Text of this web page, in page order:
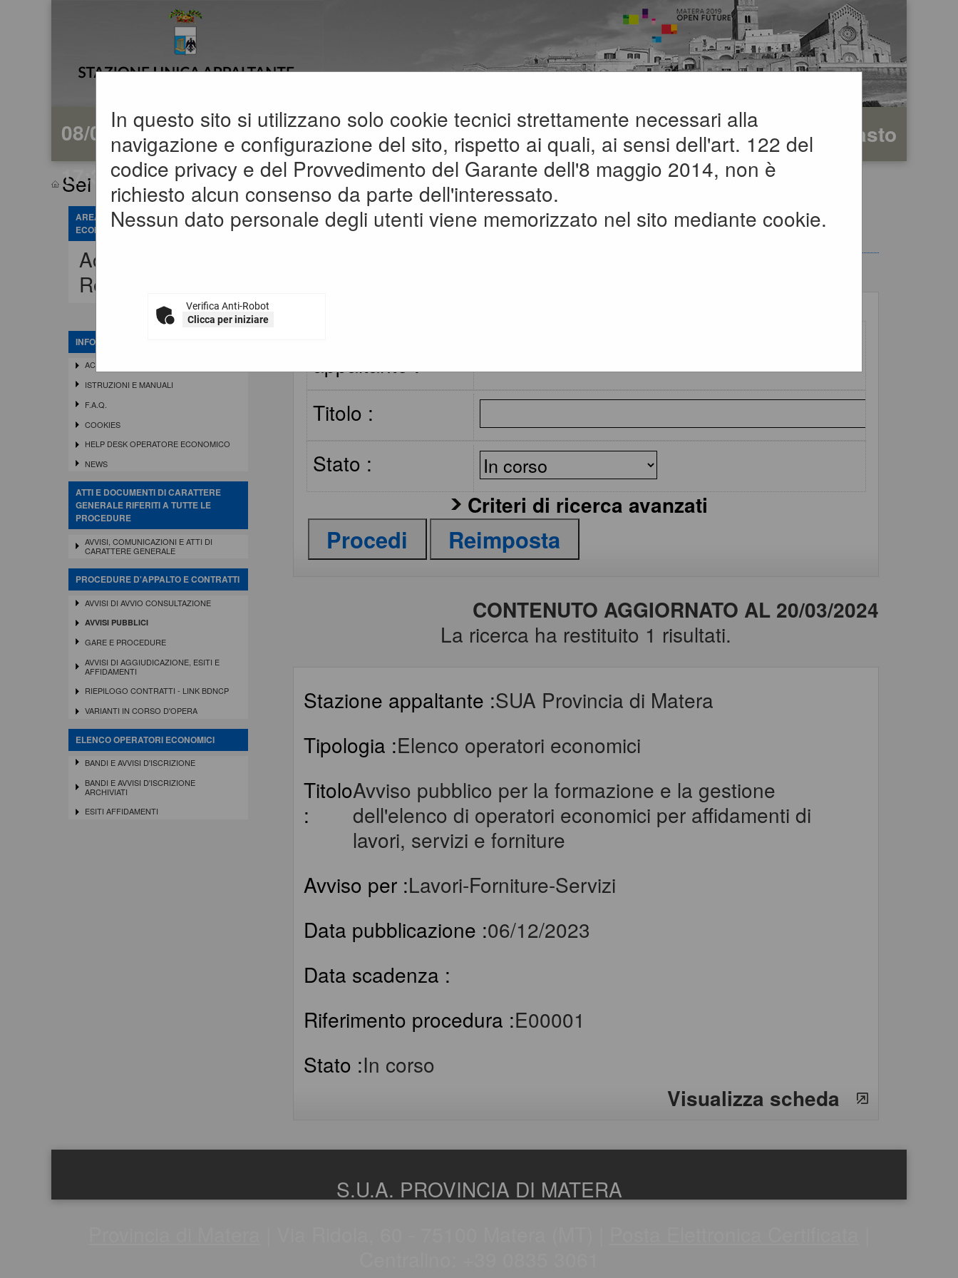
08/08/2026
17:32
A A A GraficaTestoAlto contrasto
Sei qui: Home»Procedure d'appalto e contratti»Avvisi pubblici
In questo sito si utilizzano solo cookie tecnici strettamente necessari alla
navigazione e configurazione del sito, rispetto ai quali, ai sensi dell'art. 122 del
codice privacy e del Provvedimento del Garante dell'8 maggio 2014, non è
richiesto alcun consenso da parte dell'interessato.
Nessun dato personale degli utenti viene memorizzato nel sito mediante cookie.
Verifica Anti-Robot
Clicca per iniziare
AREA RISERVATA OPERATORE
ECONOMICO
Accedi -
Registrati
INFORMAZIONI
ACCESSO AREA RISERVATA SA
ISTRUZIONI E MANUALI
F.A.Q.
COOKIES
HELP DESK OPERATORE ECONOMICO
NEWS
ATTI E DOCUMENTI DI CARATTERE
GENERALE RIFERITI A TUTTE LE
PROCEDURE
AVVISI, COMUNICAZIONI E ATTI DI
CARATTERE GENERALE
PROCEDURE D'APPALTO E CONTRATTI
AVVISI DI AVVIO CONSULTAZIONE
AVVISI PUBBLICI
GARE E PROCEDURE
AVVISI DI AGGIUDICAZIONE, ESITI E
AFFIDAMENTI
RIEPILOGO CONTRATTI - LINK BDNCP
VARIANTI IN CORSO D'OPERA
ELENCO OPERATORI ECONOMICI
BANDI E AVVISI D'ISCRIZIONE
BANDI E AVVISI D'ISCRIZIONE
ARCHIVIATI
ESITI AFFIDAMENTI
AVVISI DI GARA
appaltante :
Titolo :
Stato :
Criteri di ricerca avanzati
CONTENUTO AGGIORNATO AL 20/03/2024
La ricerca ha restituito 1 risultati.
Stazione appaltante :SUA Provincia di Matera
Tipologia :Elenco operatori economici
Titolo
:
Avviso pubblico per la formazione e la gestione
dell'elenco di operatori economici per affidamenti di
lavori, servizi e forniture
Avviso per :Lavori-Forniture-Servizi
Data pubblicazione :06/12/2023
Data scadenza :
Riferimento procedura :E00001
Stato :In corso
Visualizza scheda
S.U.A. PROVINCIA DI MATERA